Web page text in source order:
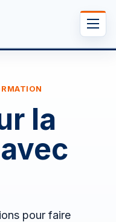
la
pour faire